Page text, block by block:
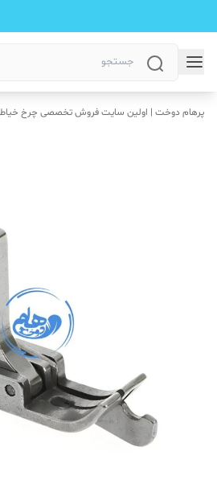
پرهام دوخت | اولین سایت فروش تخصصی چرخ